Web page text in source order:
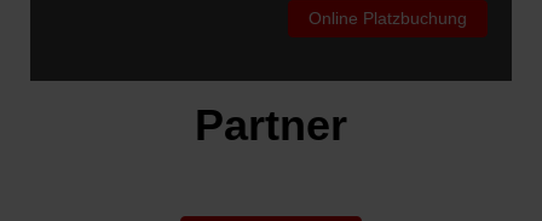
Online Platzbuchung
Partner